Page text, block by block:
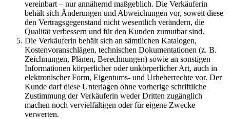
vereinbart – nur annähernd maßgeblich. Die Verkäuferin
behält sich Änderungen und Abweichungen vor, soweit diese
den Vertragsgegenstand nicht wesentlich verändern, die
Qualität verbessern und für den Kunden zumutbar sind.
Die Verkäuferin behält sich an sämtlichen Katalogen,
Kostenvoranschlägen, technischen Dokumentationen (z. B.
Zeichnungen, Plänen, Berechnungen) sowie an sonstigen
Informationen körperlicher oder unkörperlicher Art, auch in
elektronischer Form, Eigentums- und Urheberrechte vor. Der
Kunde darf diese Unterlagen ohne vorherige schriftliche
Zustimmung der Verkäuferin weder Dritten zugänglich
machen noch vervielfältigen oder für eigene Zwecke
verwerten.